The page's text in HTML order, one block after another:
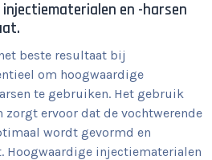
injectiematerialen en -harsen
beste resultaat bij
om hoogwaardige
te gebruiken. Het gebruik
ervoor dat de vochtwerende
wordt gevormd en
injectiematerialen